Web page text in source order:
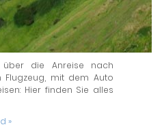
die Anreise nach
Flugzeug, mit dem Auto
Hier finden Sie alles
»